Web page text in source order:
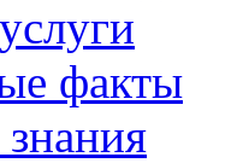
факты